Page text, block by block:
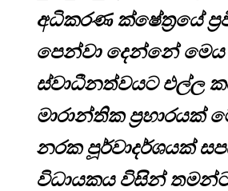
අධිකරණ ක්ෂේත්‍රයේ
පෙන්වා දෙන්නේ
ස්වාධීනත්වයට එල්ල
මාරාන්තික ප්‍රහාරයක්
නරක පූර්වාදර්ශයක්
විධායකය විසින්